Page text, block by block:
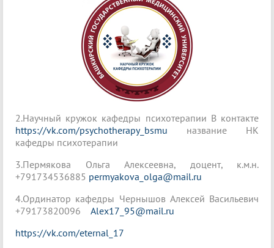
2.Научный кружок кафедры психотерапии В контакте
https://vk.com/psychotherapy_bsmu название НК
кафедры психотерапии
3.Пермякова Ольга Алексеевна, доцент, к.м.н.
+791734536885 permyakova_olga@mail.ru
4.Ординатор кафедры Чернышов Алексей Васильевич
+79173820096 Alex17_95@mail.ru
https://vk.com/eternal_17